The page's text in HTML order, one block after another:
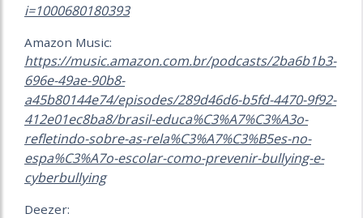
i=1000680180393
Amazon Music:
https://music.amazon.com.br/podcasts/2ba6b1b3-
696e-49ae-90b8-
a45b80144e74/episodes/289d46d6-b5fd-4470-9f92-
412e01ec8ba8/brasil-educa%C3%A7%C3%A3o-
refletindo-sobre-as-rela%C3%A7%C3%B5es-no-
espa%C3%A7o-escolar-como-prevenir-bullying-e-
cyberbullying
Deezer: